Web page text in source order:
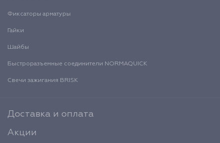
Фиксаторы арматуры
Гайки
Шайбы
Быстроразъемные соединители NORMAQUICK
Свечи зажигания BRISK
Доставка и оплата
Акции